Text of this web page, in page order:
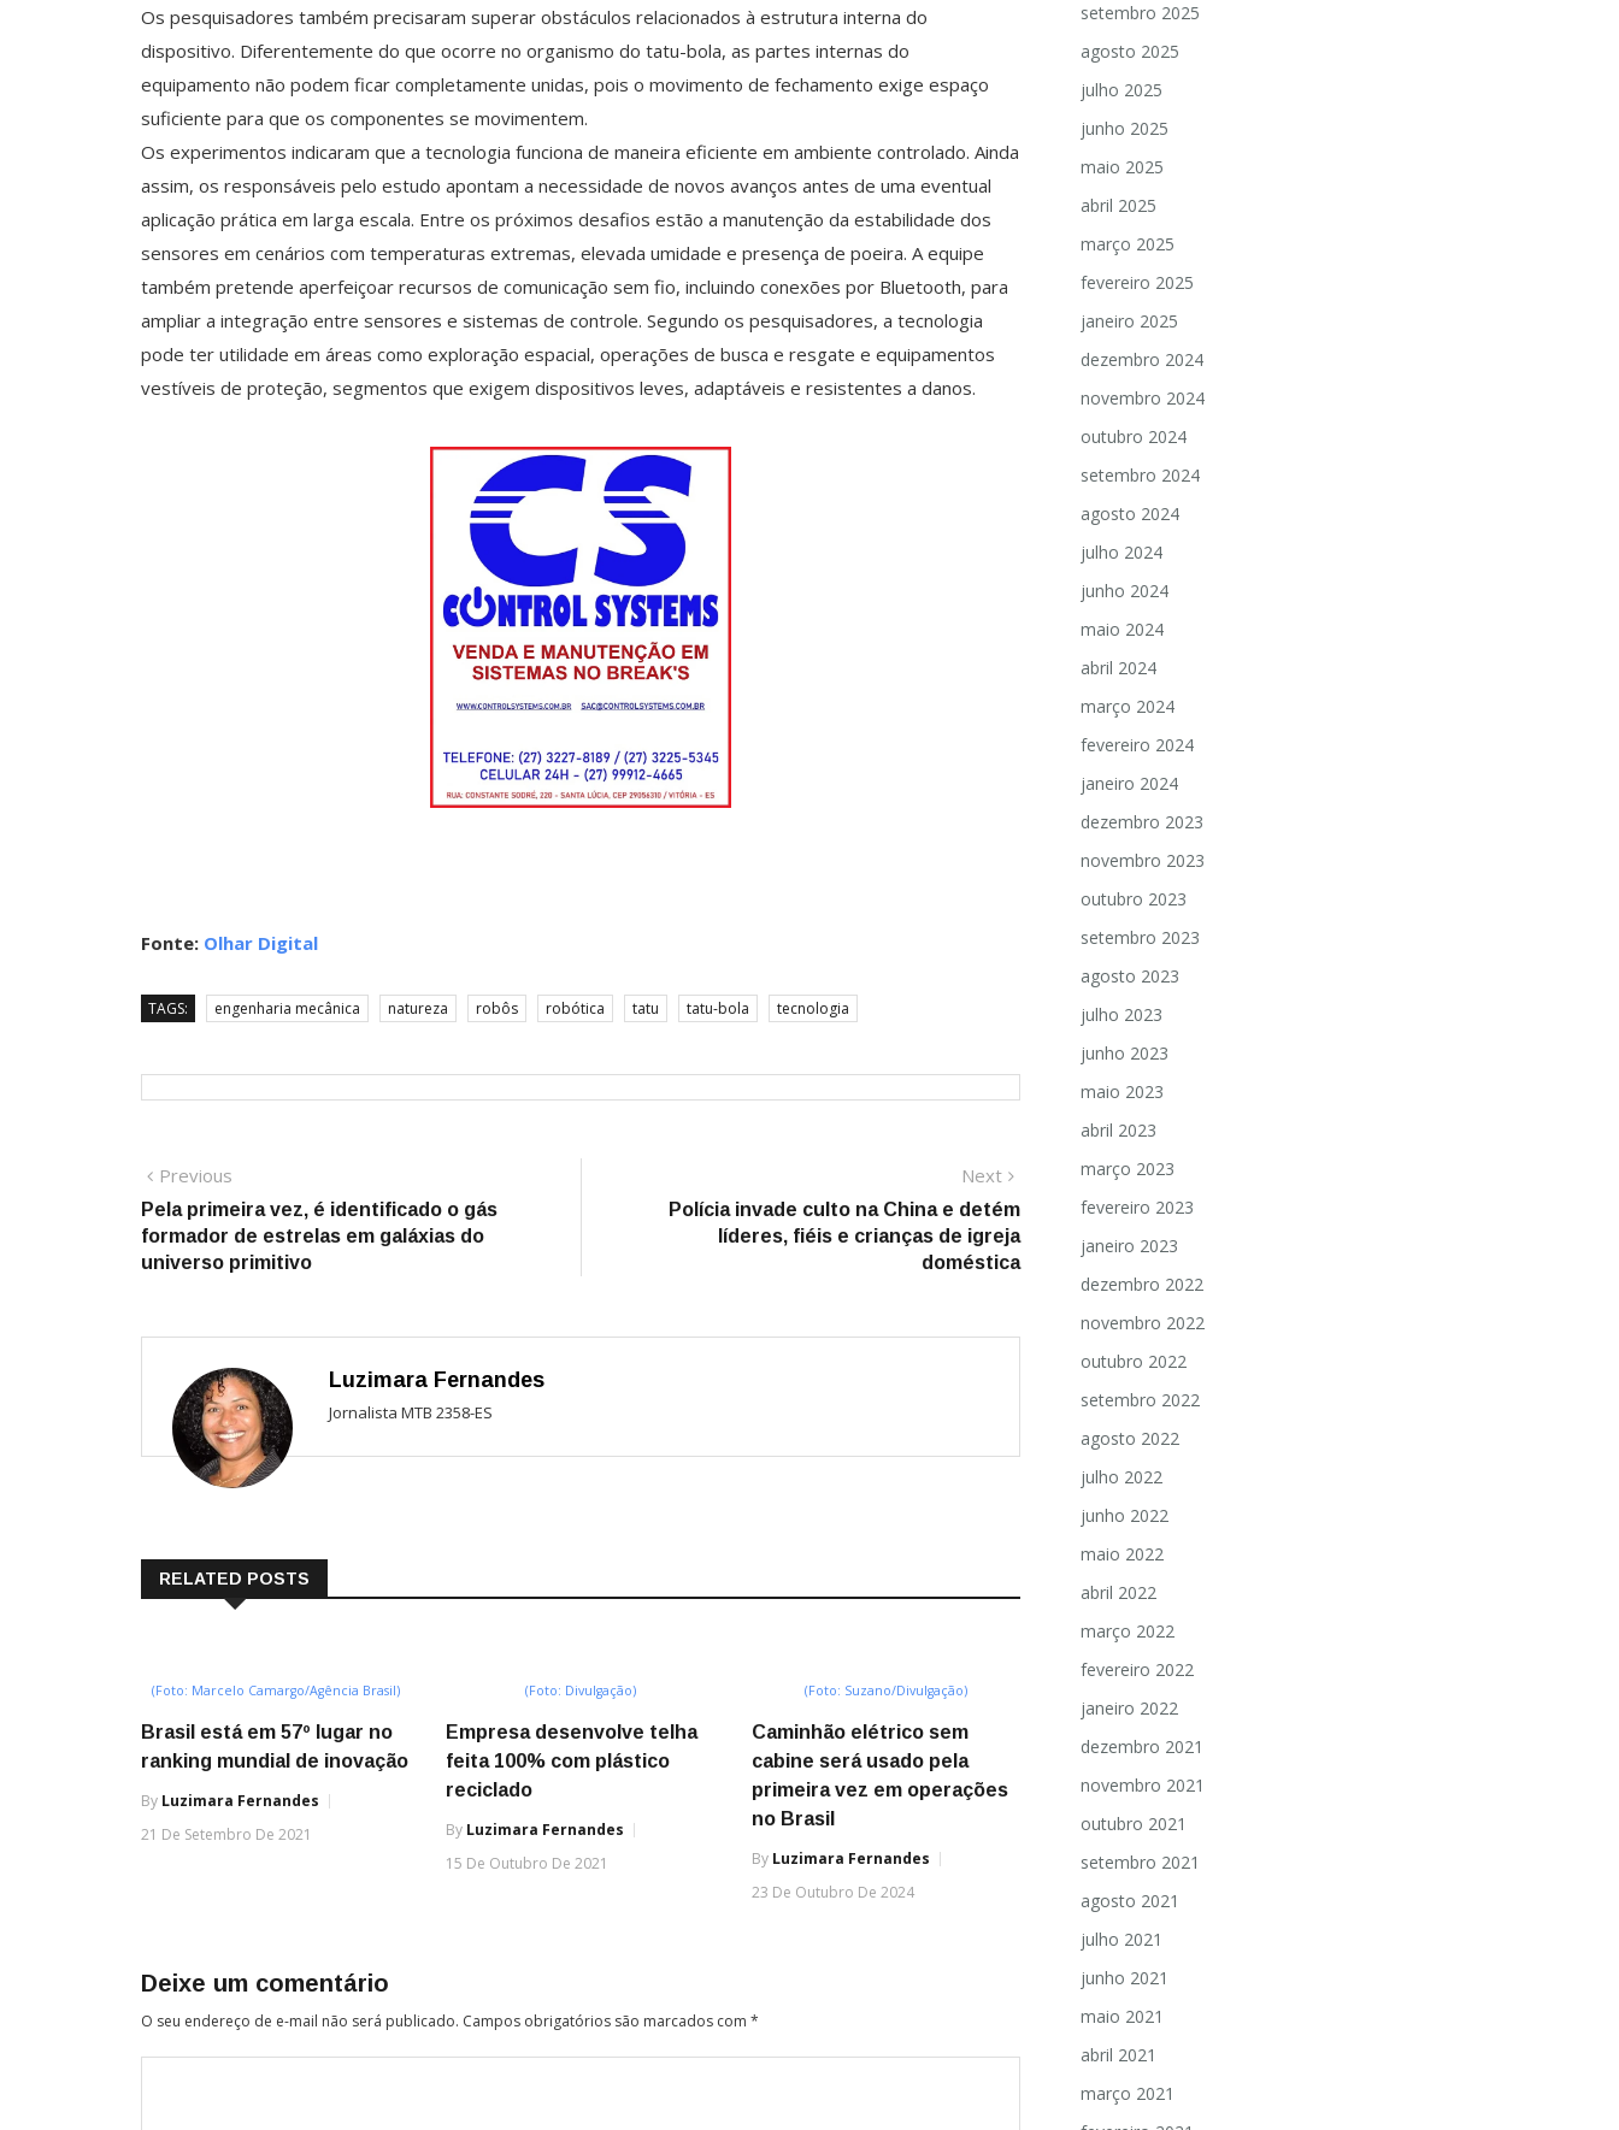
Os pesquisadores também precisaram superar obstáculos relacionados à estrutura interna do
dispositivo. Diferentemente do que ocorre no organismo do tatu-bola, as partes internas do
equipamento não podem ficar completamente unidas, pois o movimento de fechamento exige espaço
suficiente para que os componentes se movimentem.
Os experimentos indicaram que a tecnologia funciona de maneira eficiente em ambiente controlado. Ainda
assim, os responsáveis pelo estudo apontam a necessidade de novos avanços antes de uma eventual
aplicação prática em larga escala. Entre os próximos desafios estão a manutenção da estabilidade dos
sensores em cenários com temperaturas extremas, elevada umidade e presença de poeira. A equipe
também pretende aperfeiçoar recursos de comunicação sem fio, incluindo conexões por Bluetooth, para
ampliar a integração entre sensores e sistemas de controle. Segundo os pesquisadores, a tecnologia
pode ter utilidade em áreas como exploração espacial, operações de busca e resgate e equipamentos
vestíveis de proteção, segmentos que exigem dispositivos leves, adaptáveis e resistentes a danos.
Fonte: Olhar Digital
TAGS: engenharia mecânica natureza robôs robótica tatu tatu-bola tecnologia
Navegação
de
Post
Previous
post:
Pela primeira vez, é identificado o gás
formador de estrelas em galáxias do
universo primitivo
Next
post:
Polícia invade culto na China e detém
líderes, fiéis e crianças de igreja
doméstica
Luzimara Fernandes
Jornalista MTB 2358-ES
RELATED POSTS
(Foto: Marcelo Camargo/Agência Brasil)
Brasil está em 57º lugar no
ranking mundial de inovação
By Luzimara Fernandes
21 De Setembro De 2021
(Foto: Divulgação)
Empresa desenvolve telha
feita 100% com plástico
reciclado
By Luzimara Fernandes
15 De Outubro De 2021
(Foto: Suzano/Divulgação)
Caminhão elétrico sem
cabine será usado pela
primeira vez em operações
no Brasil
By Luzimara Fernandes
23 De Outubro De 2024
Deixe um comentário
O seu endereço de e-mail não será publicado. Campos obrigatórios são marcados com *
setembro 2025
agosto 2025
julho 2025
junho 2025
maio 2025
abril 2025
março 2025
fevereiro 2025
janeiro 2025
dezembro 2024
novembro 2024
outubro 2024
setembro 2024
agosto 2024
julho 2024
junho 2024
maio 2024
abril 2024
março 2024
fevereiro 2024
janeiro 2024
dezembro 2023
novembro 2023
outubro 2023
setembro 2023
agosto 2023
julho 2023
junho 2023
maio 2023
abril 2023
março 2023
fevereiro 2023
janeiro 2023
dezembro 2022
novembro 2022
outubro 2022
setembro 2022
agosto 2022
julho 2022
junho 2022
maio 2022
abril 2022
março 2022
fevereiro 2022
janeiro 2022
dezembro 2021
novembro 2021
outubro 2021
setembro 2021
agosto 2021
julho 2021
junho 2021
maio 2021
abril 2021
março 2021